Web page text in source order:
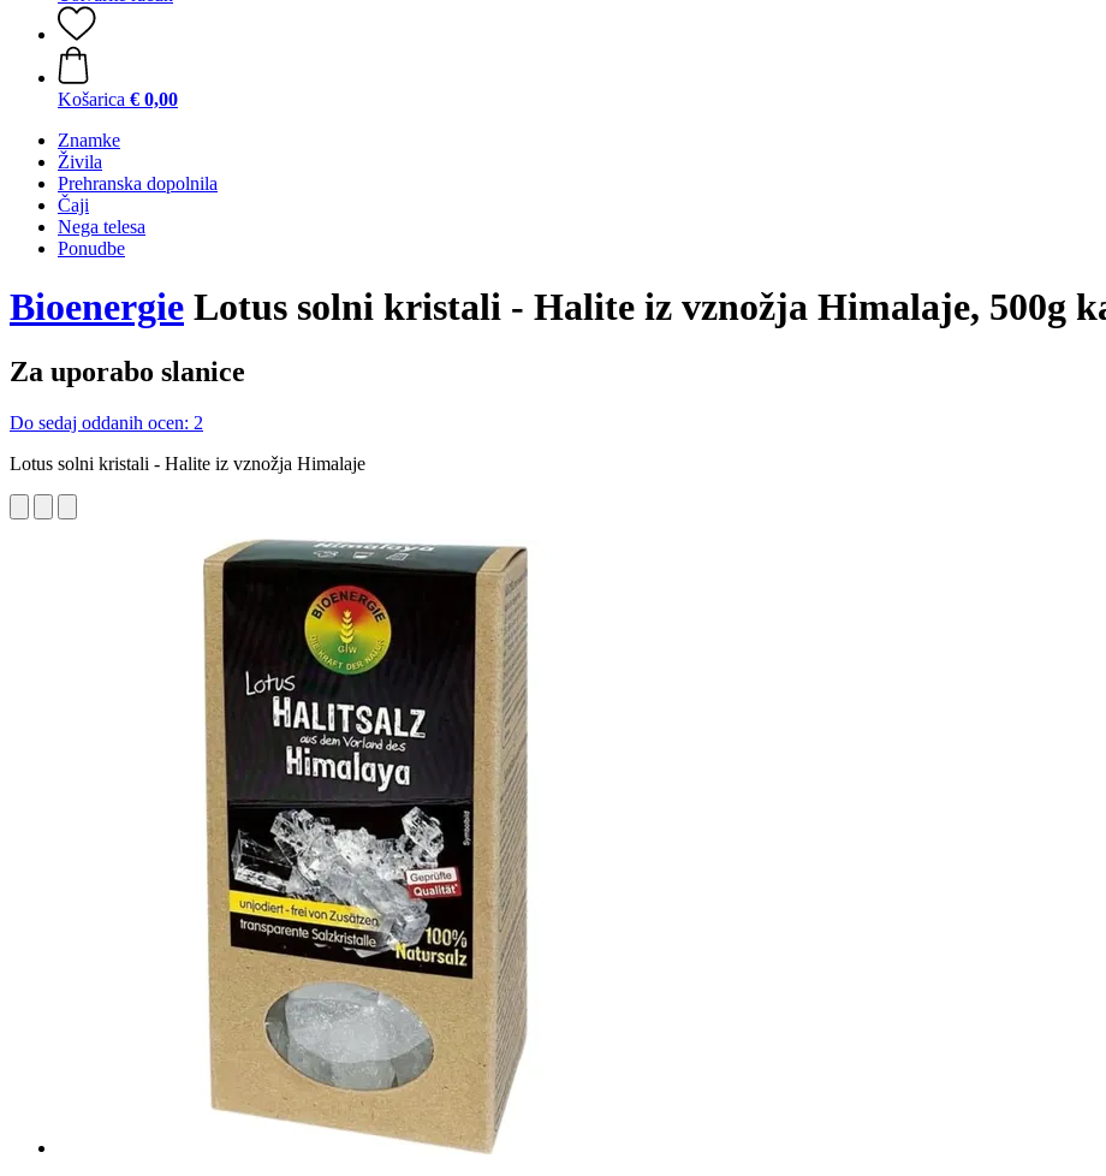
Košarica € 0,00
Znamke
Živila
Prehranska dopolnila
Čaji
Nega telesa
Ponudbe
Bioenergie Lotus solni kristali - Halite iz vznožja Himalaje, 500g
Za uporabo slanice
Do sedaj oddanih ocen: 2
Lotus solni kristali - Halite iz vznožja Himalaje